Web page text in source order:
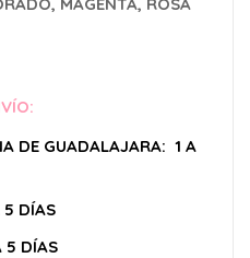
DE GUADALAJARA: 1 A
DÍAS
5 DÍAS